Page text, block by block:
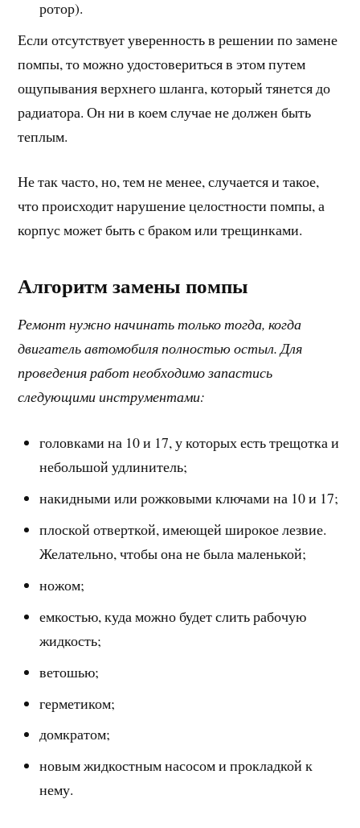
ротор).
Если отсутствует уверенность в решении по замене
помпы, то можно удостовериться в этом путем
ощупывания верхнего шланга, который тянется до
радиатора. Он ни в коем случае не должен быть
теплым.
Не так часто, но, тем не менее, случается и такое,
что происходит нарушение целостности помпы, а
корпус может быть с браком или трещинками.
Алгоритм замены помпы
Ремонт нужно начинать только тогда, когда
двигатель автомобиля полностью остыл. Для
проведения работ необходимо запастись
следующими инструментами:
головками на 10 и 17, у которых есть трещотка и
небольшой удлинитель;
накидными или рожковыми ключами на 10 и 17;
плоской отверткой, имеющей широкое лезвие.
Желательно, чтобы она не была маленькой;
ножом;
емкостью, куда можно будет слить рабочую
жидкость;
ветошью;
герметиком;
домкратом;
новым жидкостным насосом и прокладкой к
нему.